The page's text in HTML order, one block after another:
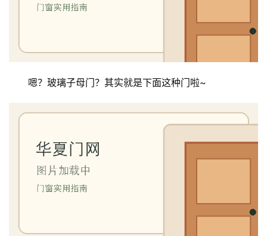
嗯？玻璃子母门？其实就是下面这种门啦~